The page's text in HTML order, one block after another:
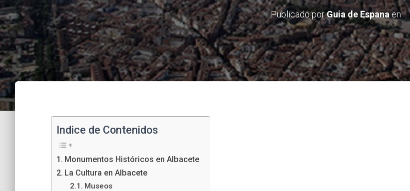
Publicado porGuia de Espanaen
Indice de Contenidos
Monumentos Históricos en Albacete
La Cultura en Albacete
Museos